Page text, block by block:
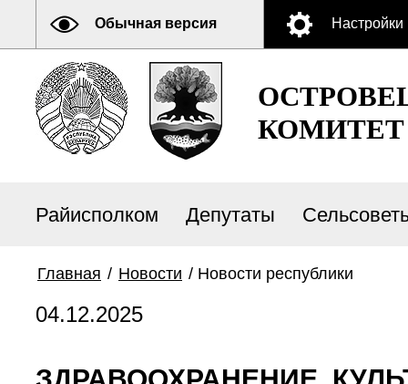
Обычная версия Настройки
КОМИТЕТ
Райисполком Депутаты
Главная / Новости / Новости республики
04.12.2025